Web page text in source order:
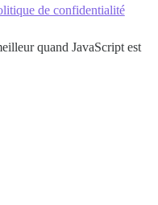
de confidentialité
quand JavaScript est